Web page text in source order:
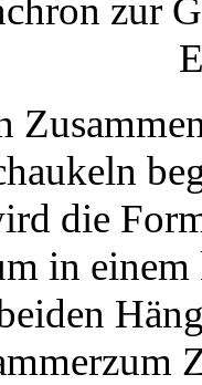
zur
die
in